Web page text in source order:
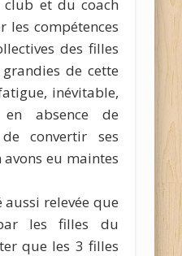
et du coach
les compétences
des filles
de cette
inévitable,
absence de
convertir ses
eu maintes
aussi relevée que
les filles du
que les 3 filles